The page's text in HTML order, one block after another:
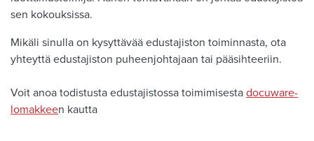
sen kokouksissa.
Mikäli sinulla on kysyttävää edustajiston toiminnasta, ota
yhteyttä edustajiston puheenjohtajaan tai pääsihteeriin.
Voit anoa todistusta edustajistossa toimimisesta docuware-
lomakkeen kautta